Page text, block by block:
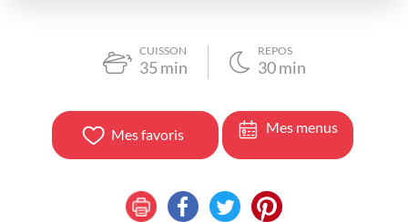
CUISSON
35 min
REPOS
30min
Mes favoris Mes menus